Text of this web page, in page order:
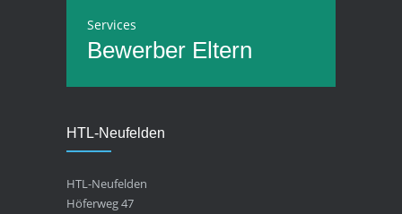
Services
Bewerber Eltern
HTL-Neufelden
HTL-Neufelden
Höferweg 47